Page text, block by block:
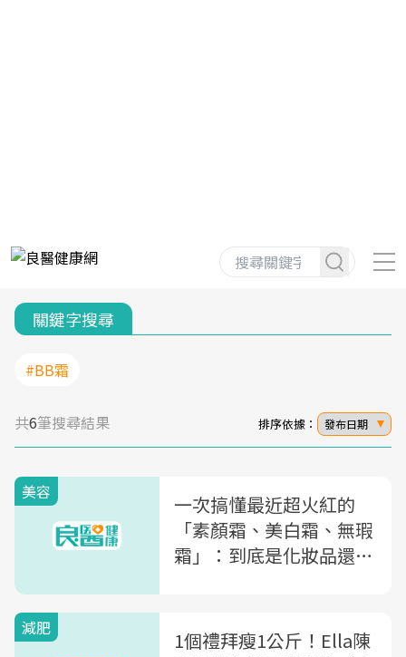
關鍵字搜尋
#BB霜
共6筆搜尋結果 排序依據： 發布日期
美容
一次搞懂最近超火紅的
「素顏霜、美白霜、無瑕
霜」：到底是化妝品還是
減肥
1個禮拜瘦1公斤！Ella陳